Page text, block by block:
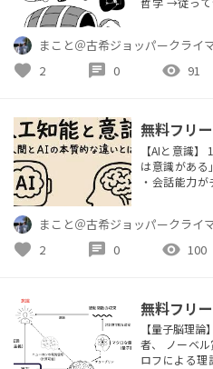
定するか ・
にあるとし
る世界にあ
まこと＠古希ジョッパークライ
favorite 2 chat 0 visibility 91
無料フリ
【AIと意識
は意識がある
・会話能力
界モデルと自
バル-ワーク
に合格
まこと＠古希ジョッパークライ
favorite 2 chat 0 visibility 100
無料フリ
【量子脳理
者、 ノーベ
ロフによる